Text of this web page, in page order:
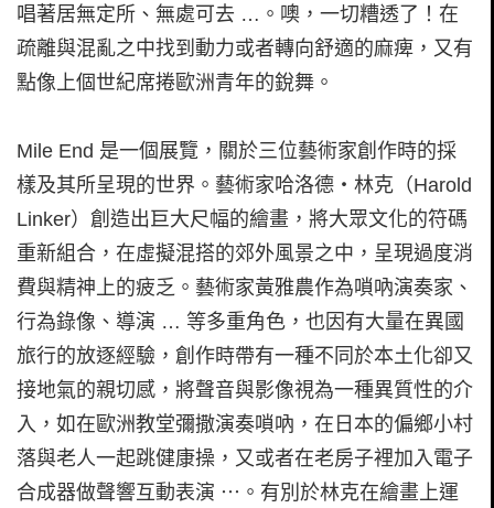
唱著居無定所、無處可去 …。噢，一切糟透了！在
疏離與混亂之中找到動力或者轉向舒適的麻痺，又有
點像上個世紀席捲歐洲青年的銳舞。
Mile End 是一個展覽，關於三位藝術家創作時的採
樣及其所呈現的世界。藝術家哈洛德‧林克（Harold
Linker）創造出巨大尺幅的繪畫，將大眾文化的符碼
重新組合，在虛擬混搭的郊外風景之中，呈現過度消
費與精神上的疲乏。藝術家黃雅農作為嗩吶演奏家、
行為錄像、導演 … 等多重角色，也因有大量在異國
旅行的放逐經驗，創作時帶有一種不同於本土化卻又
接地氣的親切感，將聲音與影像視為一種異質性的介
入，如在歐洲教堂彌撒演奏嗩吶，在日本的偏鄉小村
落與老人一起跳健康操，又或者在老房子裡加入電子
合成器做聲響互動表演 ⋯。有別於林克在繪畫上運